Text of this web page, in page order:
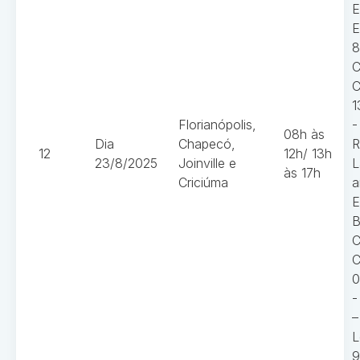
12
Dia
23/8/2025
Florianópolis,
Chapecó,
Joinville e
Criciúma
08h às
12h/ 13h
às 17h
-
-